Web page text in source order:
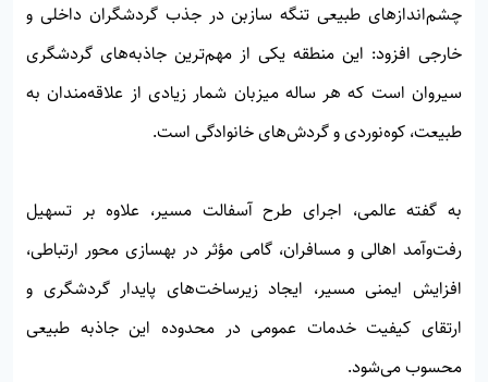
چشم‌اندازهای طبیعی تنگه سازبن در جذب گردشگران داخلی و
خارجی افزود: این منطقه یکی از مهم‌ترین جاذبه‌های گردشگری
سیروان است که هر ساله میزبان شمار زیادی از علاقه‌مندان به
طبیعت، کوه‌نوردی و گردش‌های خانوادگی است.
به گفته عالمی، اجرای طرح آسفالت مسیر، علاوه بر تسهیل
رفت‌وآمد اهالی و مسافران، گامی مؤثر در بهسازی محور ارتباطی،
افزایش ایمنی مسیر، ایجاد زیرساخت‌های پایدار گردشگری و
ارتقای کیفیت خدمات عمومی در محدوده این جاذبه طبیعی
محسوب می‌شود.